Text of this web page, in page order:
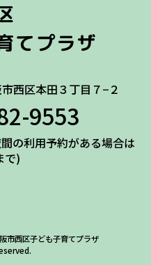
てプラザ
西区本田３丁目７−２
9553
の利用予約がある場合は
で)
西区子ども子育てプラザ